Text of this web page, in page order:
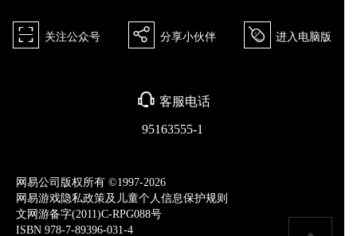
򰀁 关注公众号 򰀂 分享小伙伴 򰀄 进入电脑版
򰀃 客服电话
95163555-1
网易公司版权所有 ©1997-2026
网易游戏隐私政策及儿童个人信息保护规则
文网游备字(2011)C-RPG088号
ISBN 978-7-89396-031-4